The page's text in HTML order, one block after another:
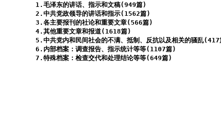
        1.毛泽东的讲话、指示和文稿(949篇)
        2.中共党政领导的讲话和指示(1562篇)
        3.各主要报刊的社论和重要文章(566篇)
        4.其他重要文章和报道(1618篇)
5.中共党内和民间社会的不满、抵制、反抗以及相关的骚乱
        6.内部档案：调查报告、指示统计等等(1107篇)